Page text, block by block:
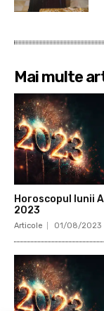
Mai multe
Horoscopul lunii
2023
Articole 01/08/2023